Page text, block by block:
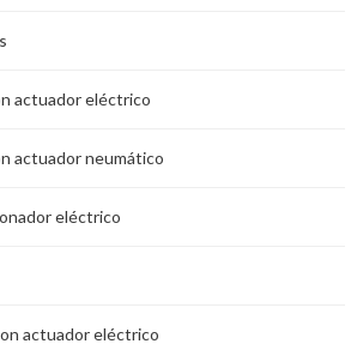
actuador eléctrico
actuador neumático
eléctrico
actuador eléctrico